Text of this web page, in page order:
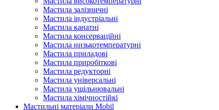
Мастила залізничні
Мастила індустріальні
Мастила канатні
Мастила консерваційні
Мастила низькотемпературні
Мастила приладові
Мастила приробіткові
Мастила редукторні
Мастила універсальні
Мастила ущільнювальні
Мастила хімічностійкі
Мастильні матеріали Mobil